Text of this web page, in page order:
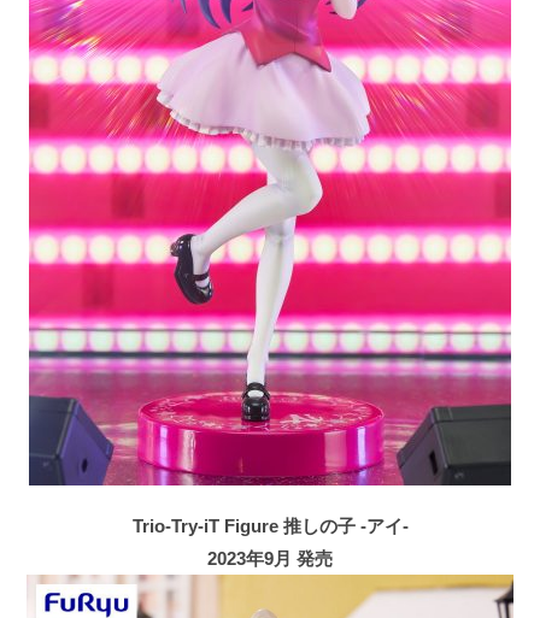
Trio-Try-iT Figure 推しの子 -アイ-
2023年9月 発売